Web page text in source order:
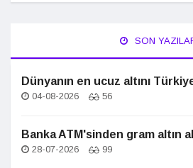
SON
Dünyanın en ucuz altını
04-08-2026 56
Banka ATM'sinden gram altın
28-07-2026 99